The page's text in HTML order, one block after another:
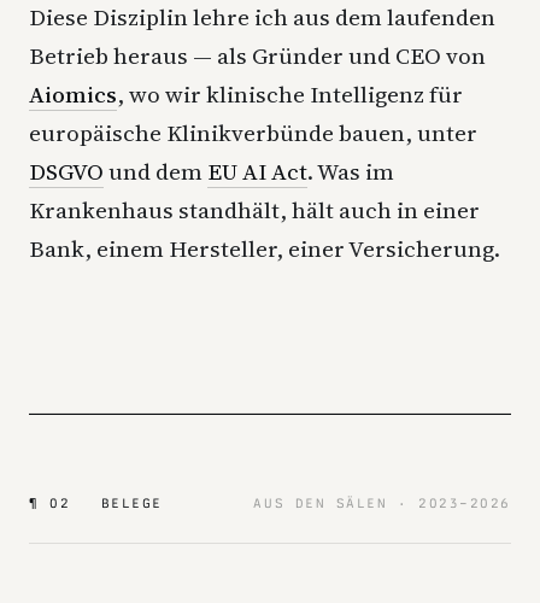
Diese Disziplin lehre ich aus dem laufenden
Betrieb heraus — als Gründer und CEO von
Aiomics, wo wir klinische Intelligenz für
europäische Klinikverbünde bauen, unter
DSGVOund demEU AI Act. Was im
Krankenhaus standhält, hält auch in einer
Bank, einem Hersteller, einer Versicherung.
¶ 02 BELEGE AUS DEN SÄLEN · 2023–2026